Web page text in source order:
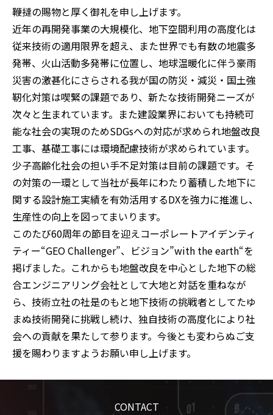
鞭撻の賜物と厚く御礼を申し上げます。
近年の再開発事業の大規模化、地下空間利用の高度化は
従来技術の適用限界を超え、また世界でも有数の地震多
発帯、火山活動多発帯に位置し、地球温暖化に伴う豪雨
災害の激甚化にさらされる我が国の防災・減災・国土強
靭化対策は喫緊の課題であり、新たな技術開発ニーズが
次々と生まれています。また建設業界においても持続可
能な社会の実現のためSDGsへの対応が求められ地盤改良
工事、基礎工事には環境配慮技術が求められています。
少子高齢化社会の担い手不足対策は目前の課題です。そ
の対策の一環として当社が長年にわたり蓄積した地下に
関する設計施工実績を有効活用するDXを強力に推進し、
生産性の向上を図ってまいります。
このたび60周年の節目を迎えコーポレートアイデンティ
ティー“GEO Challenger”、ビジョン”with the earth“を
掲げました。これからも地盤改良を中心とした地下の総
合エンジニアリング会社として大地と対話を重ねなが
ら、技術立社の社是のもと地下技術の挑戦者としてたゆ
まぬ技術開発に挑戦し続け、独自技術の高度化により社
会への貢献を果たして参ります。今後とも変わらぬご支
援を賜わりますようお願い申し上げます。
CONTACT